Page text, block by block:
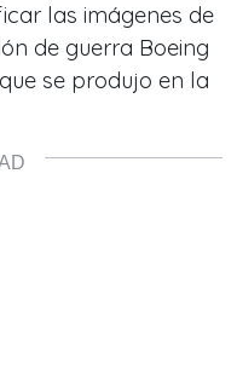
las imágenes de
de guerra Boeing
se produjo en la